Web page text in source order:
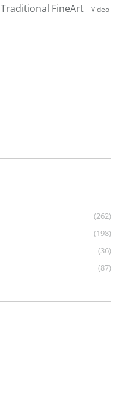
Traditional FineArt Video
(262)
(198)
(36)
(87)